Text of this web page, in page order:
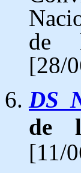
de
[28/
DS
de
[11/